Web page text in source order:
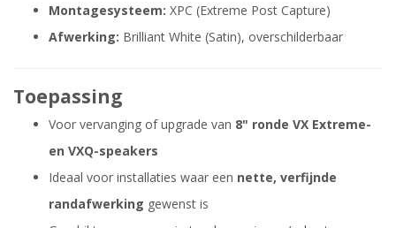
Montagesysteem: XPC (Extreme Post Capture)
Afwerking: Brilliant White (Satin), overschilderbaar
Toepassing
Voor vervanging of upgrade van 8" ronde VX Extreme-
en VXQ-speakers
Ideaal voor installaties waar een nette, verfijnde
randafwerking gewenst is